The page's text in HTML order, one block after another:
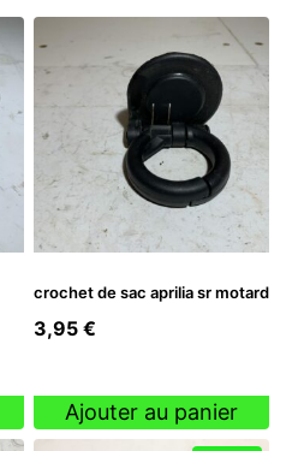
crochet de sac aprilia sr motard
3,95 €
Ajouter au panier